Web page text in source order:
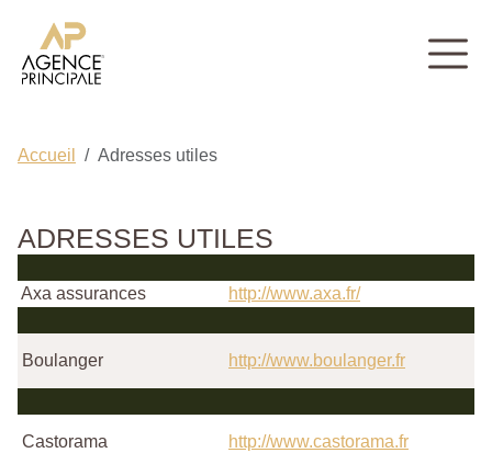
Accueil Adresses utiles
ADRESSES UTILES
Axa assurances http://www.axa.fr/
Boulanger http://www.boulanger.fr
Castorama http://www.castorama.fr